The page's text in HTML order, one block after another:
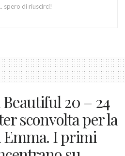
spero di riuscirci!
20 – 24
sconvolta per la
Emma. I primi